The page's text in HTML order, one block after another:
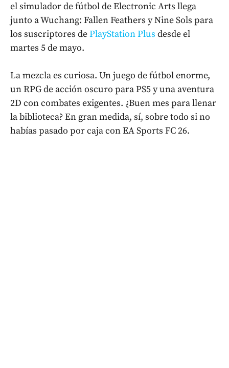
el simulador de fútbol de Electronic Arts llega
junto a Wuchang: Fallen Feathers y Nine Sols para
los suscriptores dePlayStation Plus desde el
martes 5 de mayo.
La mezcla es curiosa. Un juego de fútbol enorme,
un RPG de acción oscuro para PS5 y una aventura
2D con combates exigentes. ¿Buen mes para llenar
la biblioteca? En gran medida, sí, sobre todo si no
habías pasado por caja con EA Sports FC 26.